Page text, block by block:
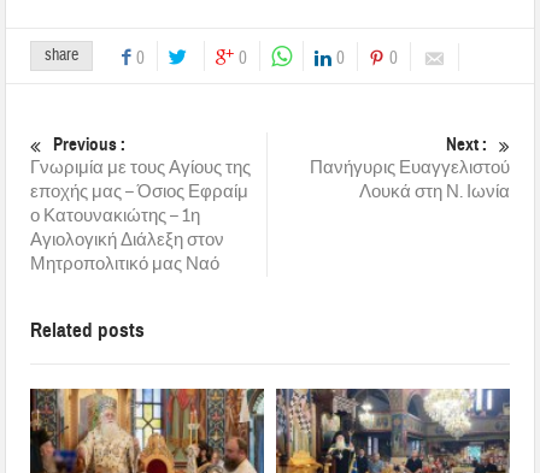
share 0 0 0 0
Previous :
Γνωριμία με τους Αγίους της
εποχής μας – Όσιος Εφραίμ
ο Κατουνακιώτης – 1η
Αγιολογική Διάλεξη στον
Μητροπολιτικό μας Ναό
Next :
Πανήγυρις Ευαγγελιστού
Λουκά στη Ν. Ιωνία
Related posts